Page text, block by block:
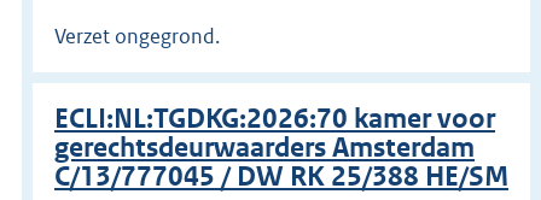
Verzet ongegrond.
ECLI:NL:TGDKG:2026:70 kamer voor
gerechtsdeurwaarders Amsterdam
C/13/777045 / DW RK 25/388 HE/SM